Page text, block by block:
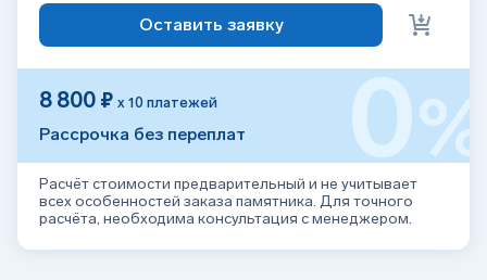
Оставить заявку
8 800 ₽ х 10 платежей
Рассрочка без переплат 0%
Расчёт стоимости предварительный и не учитывает
всех особенностей заказа памятника. Для точного
расчёта, необходима консультация с менеджером.